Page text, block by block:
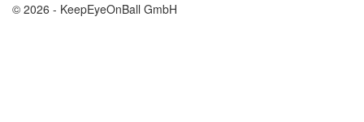
© 2026 - KeepEyeOnBall GmbH